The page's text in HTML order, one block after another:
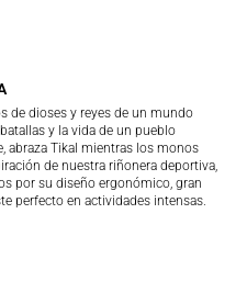
de dioses y reyes de un mundo
y la vida de un pueblo
abraza Tikal mientras los monos
de nuestra riñonera deportiva,
por su diseño ergonómico, gran
perfecto en actividades intensas.